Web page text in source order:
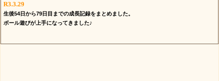
R3.3.29
生後54 日から79日目までの成長記録をまとめました。
ボール遊びが上手になってきました♪